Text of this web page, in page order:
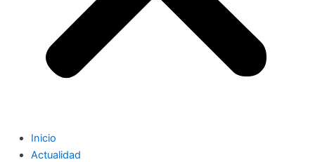
Inicio
Actualidad